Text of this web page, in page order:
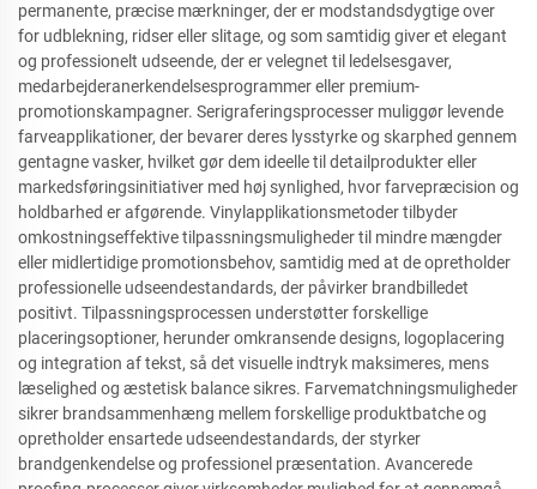
permanente, præcise mærkninger, der er modstandsdygtige over
for udblekning, ridser eller slitage, og som samtidig giver et elegant
og professionelt udseende, der er velegnet til ledelsesgaver,
medarbejderanerkendelsesprogrammer eller premium-
promotionskampagner. Serigraferingsprocesser muliggør levende
farveapplikationer, der bevarer deres lysstyrke og skarphed gennem
gentagne vasker, hvilket gør dem ideelle til detailprodukter eller
markedsføringsinitiativer med høj synlighed, hvor farvepræcision og
holdbarhed er afgørende. Vinylapplikationsmetoder tilbyder
omkostningseffektive tilpassningsmuligheder til mindre mængder
eller midlertidige promotionsbehov, samtidig med at de opretholder
professionelle udseendestandards, der påvirker brandbilledet
positivt. Tilpassningsprocessen understøtter forskellige
placeringsoptioner, herunder omkransende designs, logoplacering
og integration af tekst, så det visuelle indtryk maksimeres, mens
læselighed og æstetisk balance sikres. Farvematchningsmuligheder
sikrer brandsammenhæng mellem forskellige produktbatche og
opretholder ensartede udseendestandards, der styrker
brandgenkendelse og professionel præsentation. Avancerede